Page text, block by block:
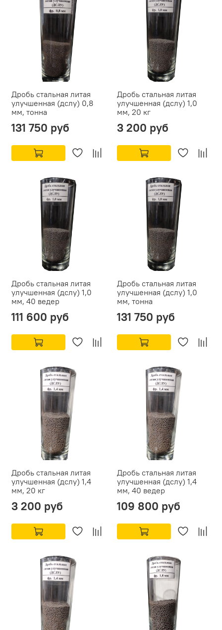
Дробь стальная литая
улучшенная (дслу) 0,8
мм, тонна
131 750 руб
Дробь стальная литая
улучшенная (дслу) 1,0
мм, 20 кг
3 200 руб
Дробь стальная литая
улучшенная (дслу) 1,0
мм, 40 ведер
111 600 руб
Дробь стальная литая
улучшенная (дслу) 1,0
мм, тонна
131 750 руб
Дробь стальная литая
улучшенная (дслу) 1,4
мм, 20 кг
3 200 руб
Дробь стальная литая
улучшенная (дслу) 1,4
мм, 40 ведер
109 800 руб